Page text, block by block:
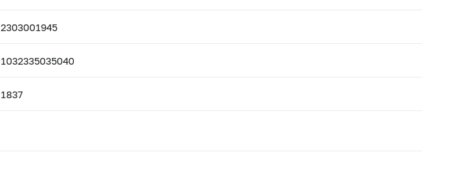
2303001945
1032335035040
1837